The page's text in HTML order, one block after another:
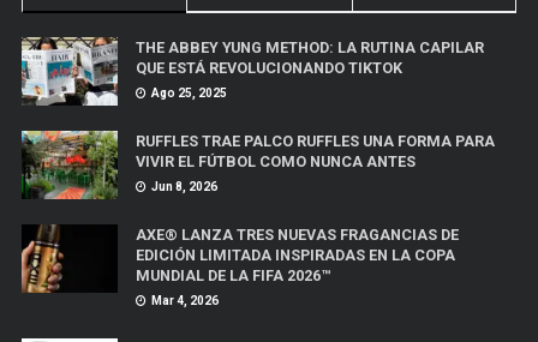
THE ABBEY YUNG METHOD: LA RUTINA CAPILAR
QUE ESTÁ REVOLUCIONANDO TIKTOK
Ago 25, 2025
RUFFLES TRAE PALCO RUFFLES UNA FORMA PARA
VIVIR EL FÚTBOL COMO NUNCA ANTES
Jun 8, 2026
AXE® LANZA TRES NUEVAS FRAGANCIAS DE
EDICIÓN LIMITADA INSPIRADAS EN LA COPA
MUNDIAL DE LA FIFA 2026™
Mar 4, 2026